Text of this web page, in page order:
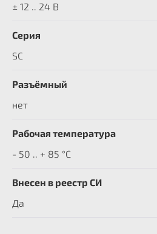
± 12 .. 24 В
Серия
SC
Разъёмный
нет
Рабочая температура
- 50 .. + 85 °C
Внесен в реестр СИ
Да